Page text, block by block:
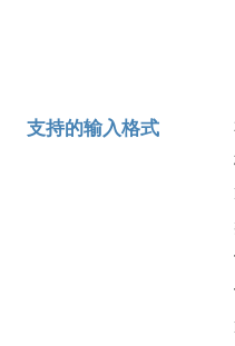
支持的输入格式